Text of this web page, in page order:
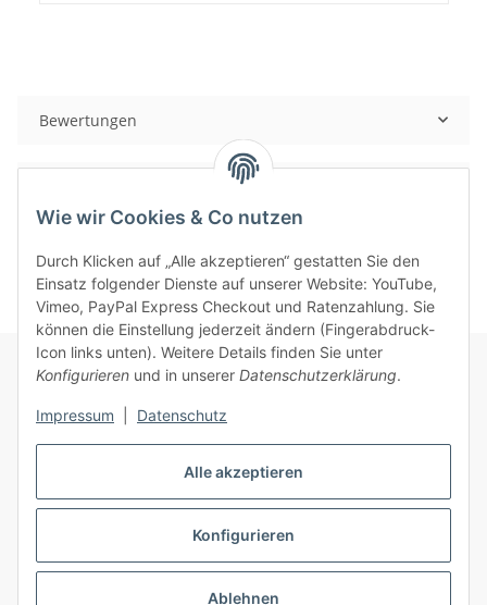
Alle akzeptieren
Konfigurieren
Ablehnen
Wie wir Cookies & Co nutzen
Durch Klicken auf „Alle akzeptieren“ gestatten Sie den
Einsatz folgender Dienste auf unserer Website: YouTube,
Vimeo, PayPal Express Checkout und Ratenzahlung. Sie
können die Einstellung jederzeit ändern (Fingerabdruck-
Icon links unten). Weitere Details finden Sie unter
Konfigurieren und in unserer Datenschutzerklärung.
Impressum Datenschutz
Bewertungen
Informationen
Gesetzliche Informationen
Vertrag widerrufen
* Alle Preise inkl. gesetzlicher USt., zzgl.Versand